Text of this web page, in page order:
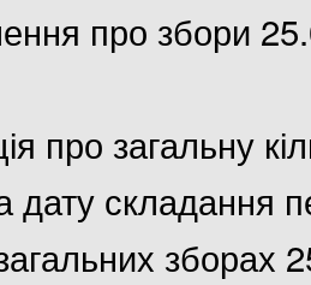
про збори
про загальну
дату складання